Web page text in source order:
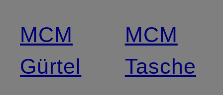
MCM
Gürtel
MCM
Tasche